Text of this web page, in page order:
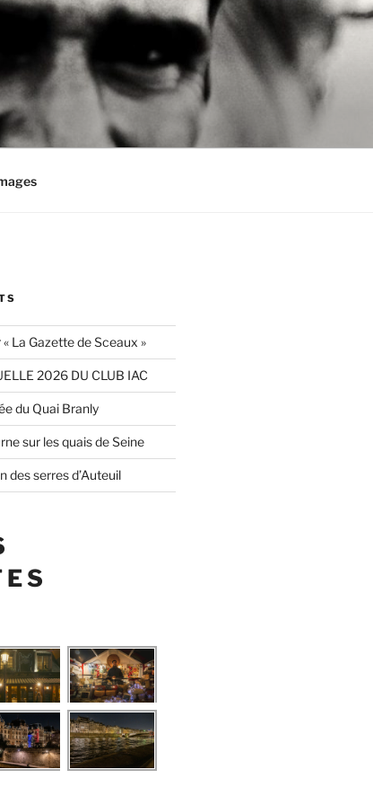
La Gazette de Sceaux »
2026 DU CLUB IAC
du Quai Branly
sur les quais de Seine
des serres d’Auteuil